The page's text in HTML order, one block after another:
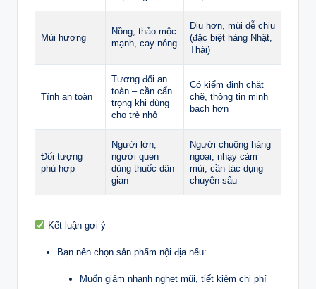
Mùi hương
Nồng, thảo mộc
mạnh, cay nóng
Dịu hơn, mùi dễ chịu
(đặc biệt hàng Nhật,
Thái)
Tính an toàn
Tương đối an
toàn – cần cẩn
trọng khi dùng
cho trẻ nhỏ
Có kiểm định chặt
chẽ, thông tin minh
bạch hơn
Đối tượng
phù hợp
Người lớn,
người quen
dùng thuốc dân
gian
Người chuộng hàng
ngoại, nhạy cảm
mùi, cần tác dụng
chuyên sâu
Kết luận gợi ý
Bạn nên chọn sản phẩm nội địa nếu:
Muốn giảm nhanh nghẹt mũi, tiết kiệm chi phí